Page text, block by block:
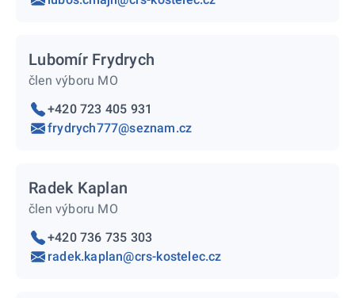
Lubomír Frydrych
člen výboru MO
+420 723 405 931
frydrych777@seznam.cz
Radek Kaplan
člen výboru MO
+420 736 735 303
radek.kaplan@crs-kostelec.cz